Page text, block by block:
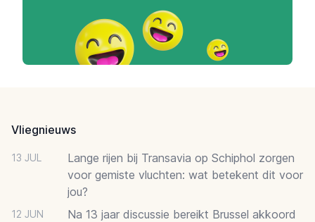
Vliegnieuws
13 JUL
Lange rijen bij Transavia op Schiphol zorgen
voor gemiste vluchten: wat betekent dit voor
jou?
12 JUN
Na 13 jaar discussie bereikt Brussel akkoord